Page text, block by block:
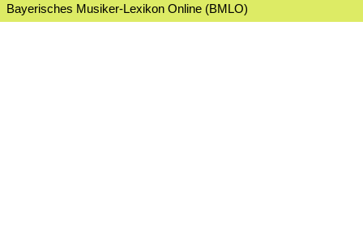
Bayerisches Musiker-Lexikon Online (BMLO)